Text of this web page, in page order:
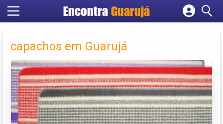
Encontra Guarujá
Cadastrar empresa
Criar conta
capachos em Guarujá